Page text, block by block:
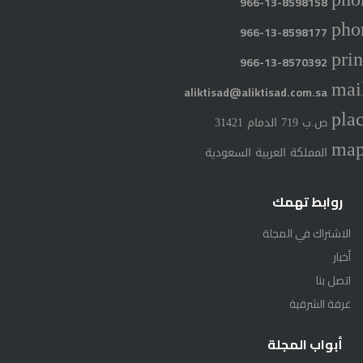
966-13-8598177
966-13-8570392
aliktisad@aliktisad.com.sa
ص.ب 719 الدمام 31421
المملكة العربية السعودية
روابط تهمك
الاشتراك في المجلة
أخبار
اتصل بنا
غرفة الشرقية
أبواب المجلة